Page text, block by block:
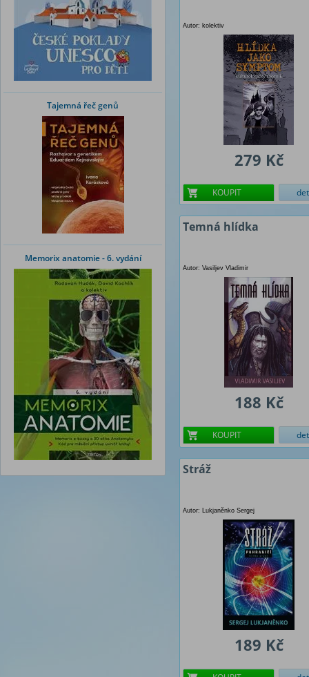
Tajemná řeč genů
Memorix anatomie - 6. vydání
Autor: kolektiv
279 Kč
KOUPIT
Temná hlídka
Autor: Vasiljev Vladimir
188 Kč
KOUPIT
Stráž
Autor: Lukjaněnko Sergej
189 Kč